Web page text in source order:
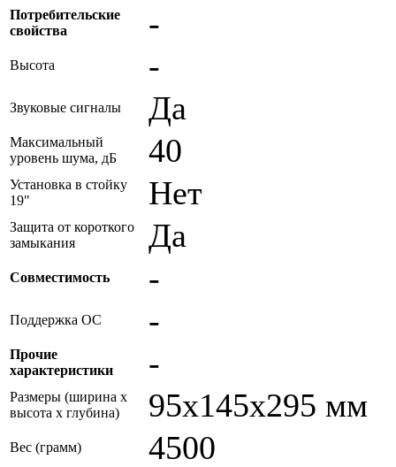
Потребительские
свойства
-
Высота -
Звуковые сигналы Да
Максимальный
уровень шума, дБ
40
Установка в стойку
19"
Нет
Защита от короткого
замыкания
Да
Совместимость -
Поддержка ОС -
Прочие
характеристики
-
Размеры (ширина x
высота x глубина)
95x145x295 мм
Вес (грамм) 4500